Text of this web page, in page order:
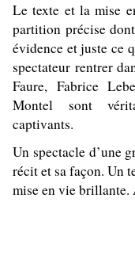
Le texte et la mise
partition précise
évidence et juste ce
spectateur rentrer
Faure, Fabrice
Montel sont
captivants.
Un spectacle d’une
récit et sa façon. Un
mise en vie brillante.